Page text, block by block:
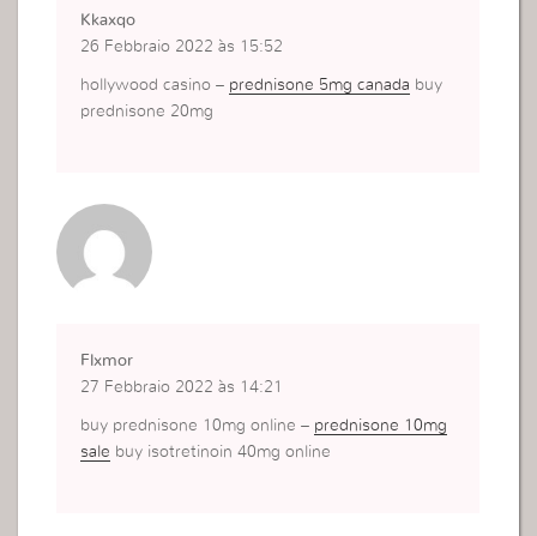
Kkaxqo
26 Febbraio 2022 às 15:52
hollywood casino – prednisone 5mg canada buy
prednisone 20mg
Flxmor
27 Febbraio 2022 às 14:21
buy prednisone 10mg online – prednisone 10mg
sale buy isotretinoin 40mg online